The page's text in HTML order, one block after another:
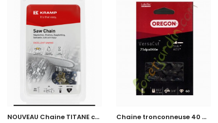
N
OUVEAU Chaine TITANE coupe 50 CM pour Stihl C
haine tronconneuse 40 CM Oregon réf : 75DPX060E